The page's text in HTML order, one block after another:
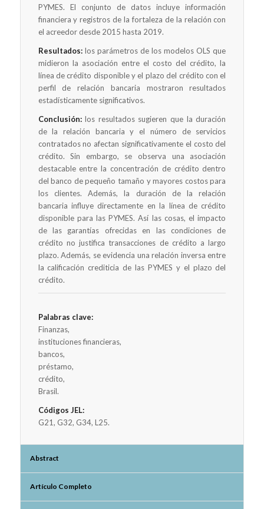
PYMES. El conjunto de datos incluye información
financiera y registros de la fortaleza de la relación con
el acreedor desde 2015 hasta 2019.
Resultados:los parámetros de los modelos OLS que
midieron la asociación entre el costo del crédito, la
línea de crédito disponible y el plazo del crédito con el
perfil de relación bancaria mostraron resultados
estadísticamente significativos.
Conclusión:los resultados sugieren que la duración
de la relación bancaria y el número de servicios
contratados no afectan significativamente el costo del
crédito. Sin embargo, se observa una asociación
destacable entre la concentración de crédito dentro
del banco de pequeño tamaño y mayores costos para
los clientes. Además, la duración de la relación
bancaria influye directamente en la línea de crédito
disponible para las PYMES. Así las cosas, el impacto
de las garantías ofrecidas en las condiciones de
crédito no justifica transacciones de crédito a largo
plazo. Además, se evidencia una relación inversa entre
la calificación crediticia de las PYMES y el plazo del
crédito.
Palabras clave:
Finanzas,
instituciones financieras,
bancos,
préstamo,
crédito,
Brasil.
Códigos JEL:
G21, G32, G34, L25.
Abstract
Artículo Completo